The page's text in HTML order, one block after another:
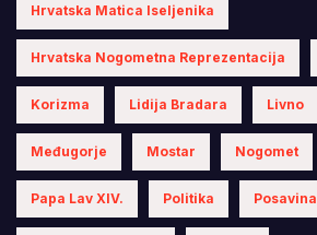
Hrvatska Matica Iseljenika
Hrvatska Nogometna Reprezentacija
Korizma Lidija Bradara Livno
Međugorje Mostar Nogomet
Papa Lav XIV. Politika Posavina